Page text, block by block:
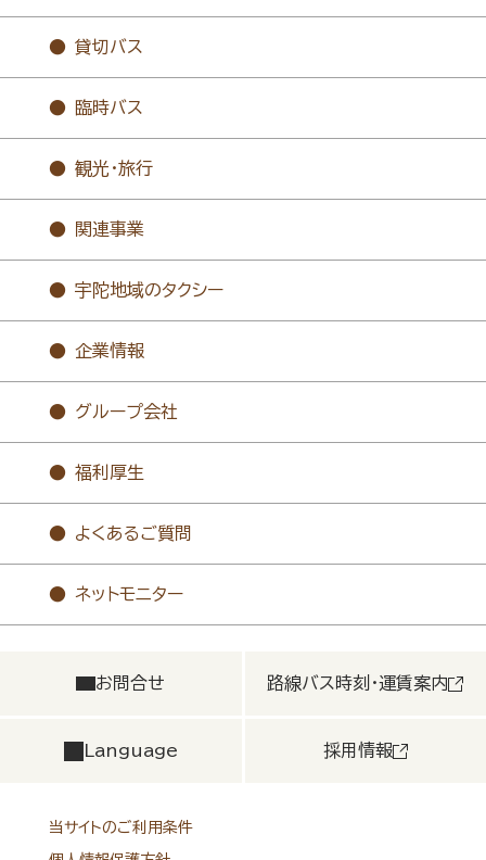
貸切バス
臨時バス
観光・旅行
関連事業
宇陀地域のタクシー
企業情報
グループ会社
福利厚生
よくあるご質問
ネットモニター
お問合せ 路線バス時刻・運賃案内
Language 採用情報
当サイトのご利用条件